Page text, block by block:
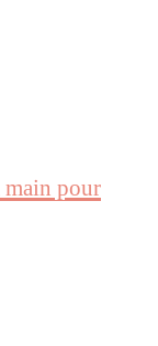
main pour